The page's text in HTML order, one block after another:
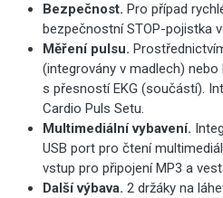
Bezpečnost. Pro případ
bezpečnostní STOP-pojistka
Měření pulsu.
(integrovány v madlech)
s přesností EKG (součástí).
Cardio Puls Setu.
Multimediální vybavení.
USB port pro čtení
vstup pro připojení MP3 a
Další výbava. 2 držáky na